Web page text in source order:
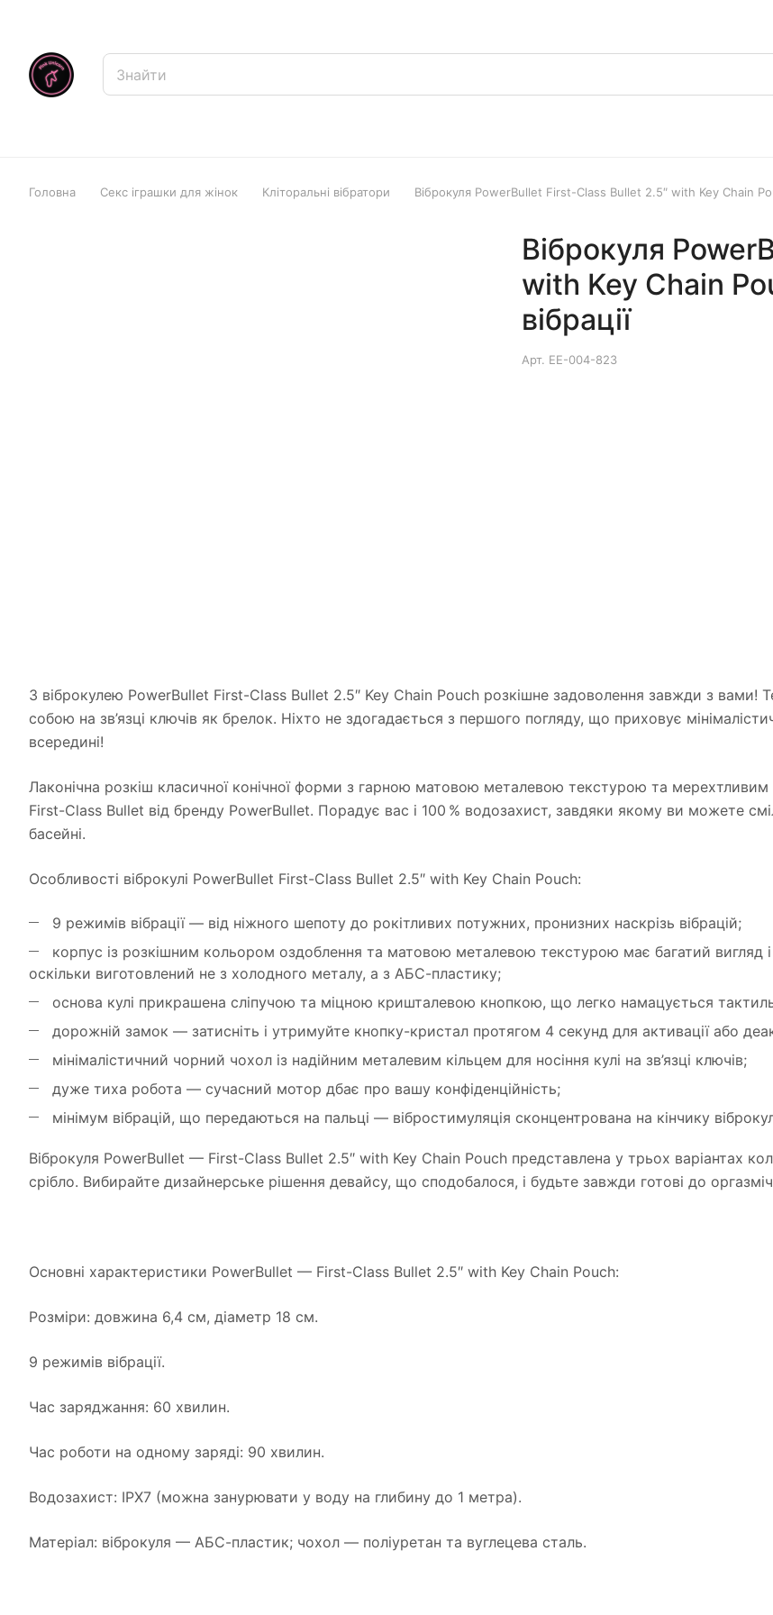
Головна Секс іграшки для жінок Кліторальні вібратори Віброкуля PowerBullet First-Class Bullet 2.5″ with Key Chain
Віброкуля
with Key Chain
вібрації
Арт. EE-004-823
З віброкулею PowerBullet First-Class Bullet 2.5″ Key Chain Pouch розкішне задоволення завжди з вами!
собою на зв’язці ключів як брелок. Ніхто не здогадається з першого погляду, що приховує
всередині!
Лаконічна розкіш класичної конічної форми з гарною матовою металевою текстурою та
First-Class Bullet від бренду PowerBullet. Порадує вас і 100 % водозахист, завдяки якому ви можете
басейні.
Особливості віброкулі PowerBullet First-Class Bullet 2.5″ with Key Chain Pouch:
9 режимів вібрації — від ніжного шепоту до рокітливих потужних, пронизних наскрізь вібрацій;
корпус із розкішним кольором оздоблення та матовою металевою текстурою має багатий вигляд
оскільки виготовлений не з холодного металу, а з АБС-пластику;
основа кулі прикрашена сліпучою та міцною кришталевою кнопкою, що легко намацується
дорожній замок — затисніть і утримуйте кнопку-кристал протягом 4 секунд для активації або
мінімалістичний чорний чохол із надійним металевим кільцем для носіння кулі на зв’язці ключів;
дуже тиха робота — сучасний мотор дбає про вашу конфіденційність;
мінімум вібрацій, що передаються на пальці — вібростимуляція сконцентрована на кінчику
Віброкуля PowerBullet — First-Class Bullet 2.5″ with Key Chain Pouch представлена ​​у трьох варіантах
срібло. Вибирайте дизайнерське рішення девайсу, що сподобалося, і будьте завжди готові до
Основні характеристики PowerBullet — First-Class Bullet 2.5″ with Key Chain Pouch:
Розміри: довжина 6,4 см, діаметр 18 см.
9 режимів вібрації.
Час заряджання: 60 хвилин.
Час роботи на одному заряді: 90 хвилин.
Водозахист: IPX7 (можна занурювати у воду на глибину до 1 метра).
Матеріал: віброкуля — АБС-пластик; чохол — поліуретан та вуглецева сталь.